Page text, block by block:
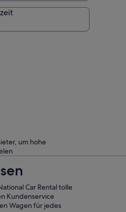
um hohe
Car Rental tolle
Kundenservice
Wagen für jedes